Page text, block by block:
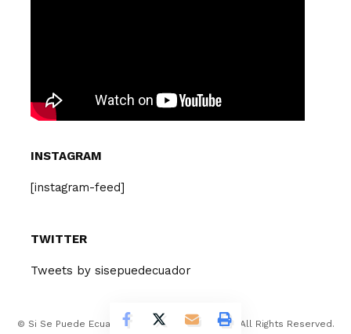
INSTAGRAM
[instagram-feed]
TWITTER
Tweets by sisepuedecuador
© Si Se Puede Ecuador Design Company 2026. All Rights Reserved.